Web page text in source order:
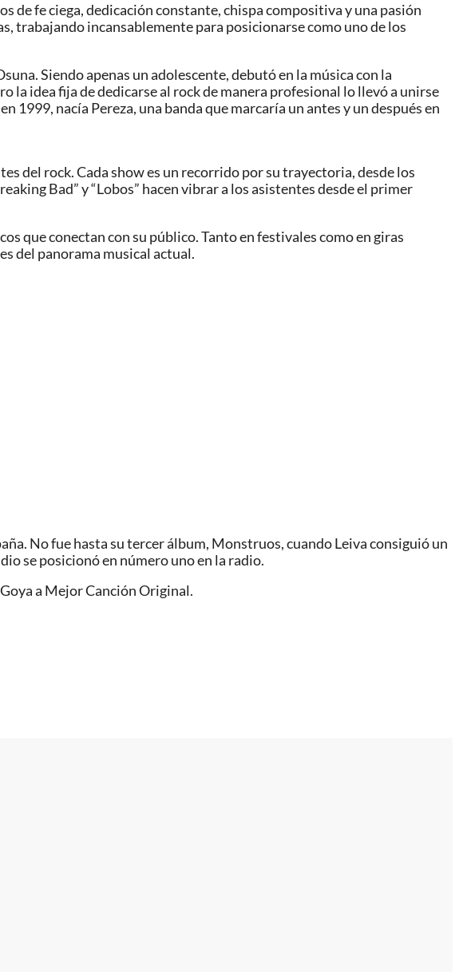
de fe ciega, dedicación constante, chispa compositiva y una pasión
trabajando incansablemente para posicionarse como uno de los
Siendo apenas un adolescente, debutó en la música con la
idea fija de dedicarse al rock de manera profesional lo llevó a unirse
1999, nacía Pereza, una banda que marcaría un antes y un después en
del rock. Cada show es un recorrido por su trayectoria, desde los
Bad” y “Lobos” hacen vibrar a los asistentes desde el primer
que conectan con su público. Tanto en festivales como en giras
del panorama musical actual.
No fue hasta su tercer álbum, Monstruos, cuando Leiva consiguió un
se posicionó en número uno en la radio.
a Mejor Canción Original.